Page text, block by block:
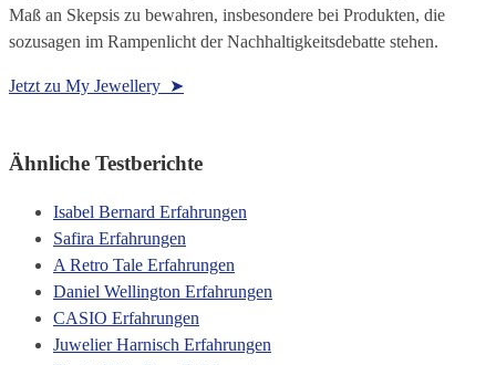
Maß an Skepsis zu bewahren, insbesondere bei Produkten, die
sozusagen im Rampenlicht der Nachhaltigkeitsdebatte stehen.
Jetzt zu My Jewellery ➤
Ähnliche Testberichte
Isabel Bernard Erfahrungen
Safira Erfahrungen
A Retro Tale Erfahrungen
Daniel Wellington Erfahrungen
CASIO Erfahrungen
Juwelier Harnisch Erfahrungen